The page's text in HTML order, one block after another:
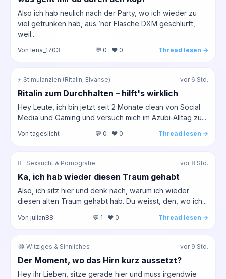
Also ich hab neulich nach der Party, wo ich wieder zu
viel getrunken hab, aus ’ner Flasche DXM geschlürft,
weil...
Von lena_1703 💬 0 · ❤️ 0 Thread lesen →
⚡ Stimulanzien (Ritalin, Elvanse) vor 6 Std.
Ritalin zum Durchhalten – hilft's wirklich
Hey Leute, ich bin jetzt seit 2 Monate clean von Social
Media und Gaming und versuch mich im Azubi‑Alltag zu...
Von tageslicht 💬 0 · ❤️ 0 Thread lesen →
❤️‍🔥 Sexsucht & Pornografie vor 8 Std.
Ka, ich hab wieder diesen Traum gehabt
Also, ich sitz hier und denk nach, warum ich wieder
diesen alten Traum gehabt hab. Du weisst, den, wo ich...
Von julian88 💬 1 · ❤️ 0 Thread lesen →
😂 Witziges & Sinnliches vor 9 Std.
Der Moment, wo das Hirn kurz aussetzt?
Hey ihr Lieben, sitze gerade hier und muss irgendwie